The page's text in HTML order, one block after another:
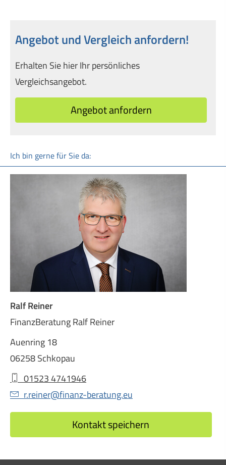
Angebot und Vergleich anfordern!
Erhalten Sie hier Ihr persönliches
Vergleichsangebot.
An­ge­bot an­for­dern
Ich bin gerne für Sie da:
Ralf Reiner
FinanzBeratung Ralf Reiner
Auenring 18
06258 Schkopau
01523 4741946
r.reiner@finanz-beratung.eu
Kontakt speichern